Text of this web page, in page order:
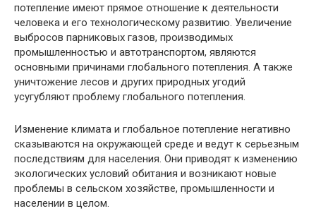
потепление имеют прямое отношение к деятельности
человека и его технологическому развитию. Увеличение
выбросов парниковых газов, производимых
промышленностью и автотранспортом, являются
основными причинами глобального потепления. А также
уничтожение лесов и других природных угодий
усугубляют проблему глобального потепления.
Изменение климата и глобальное потепление негативно
сказываются на окружающей среде и ведут к серьезным
последствиям для населения. Они приводят к изменению
экологических условий обитания и возникают новые
проблемы в сельском хозяйстве, промышленности и
населении в целом.